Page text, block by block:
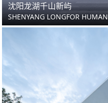
沈阳龙湖千山新屿
SHENYANG LONGFOR